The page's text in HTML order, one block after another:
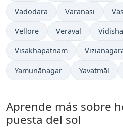
Vadodara Varanasi
Vellore Verāval Vidisha
Visakhapatnam
Yamunānagar Yavatmāl
Aprende más sobre
puesta del sol